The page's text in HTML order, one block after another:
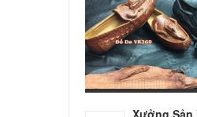
Xưởng Sản